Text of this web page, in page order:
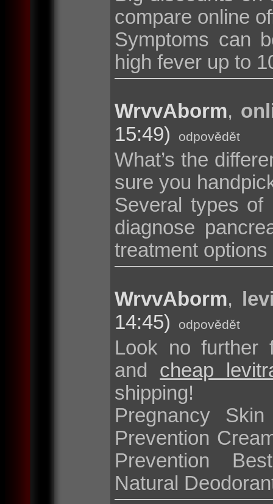
compare online
Symptoms can
high fever up to
WrvvAborm,
15:49)
odpovědět
What’s the
sure you
Several types
diagnose
treatment
WrvvAborm,
14:45)
odpovědět
Look no further
and cheap
shipping!
Pregnancy
Prevention
Prevention
Natural